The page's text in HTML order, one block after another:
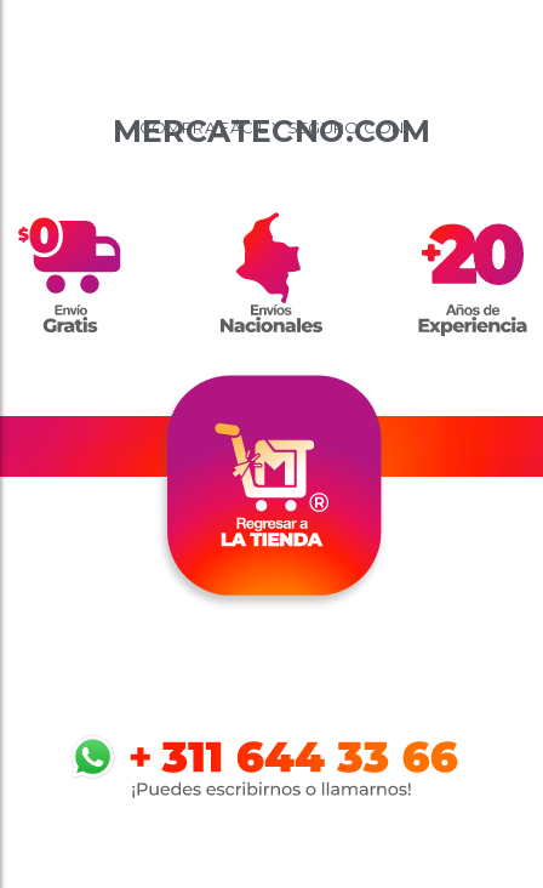
COMPRA FÁCIL Y SEGURO CON
MERCATECNO.COM